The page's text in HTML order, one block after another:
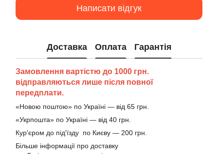
Написати відгук
Доставка Оплата Гарантія
Замовлення вартістю до 1000 грн.
відправляються лише після повної
передплати.
«Новою поштою» по Україні — від 65 грн.
«Укрпошта» по Україні — від 40 грн.
Кур'єром до під'їзду по Києву — 200 грн.
Більше інформації про доставку